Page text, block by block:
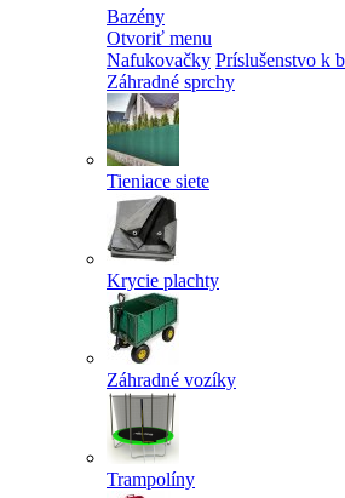
Bazény
Otvoriť menu
Nafukovačky Príslušenstvo k
Záhradné sprchy
Tieniace siete
Krycie plachty
Záhradné vozíky
Trampolíny